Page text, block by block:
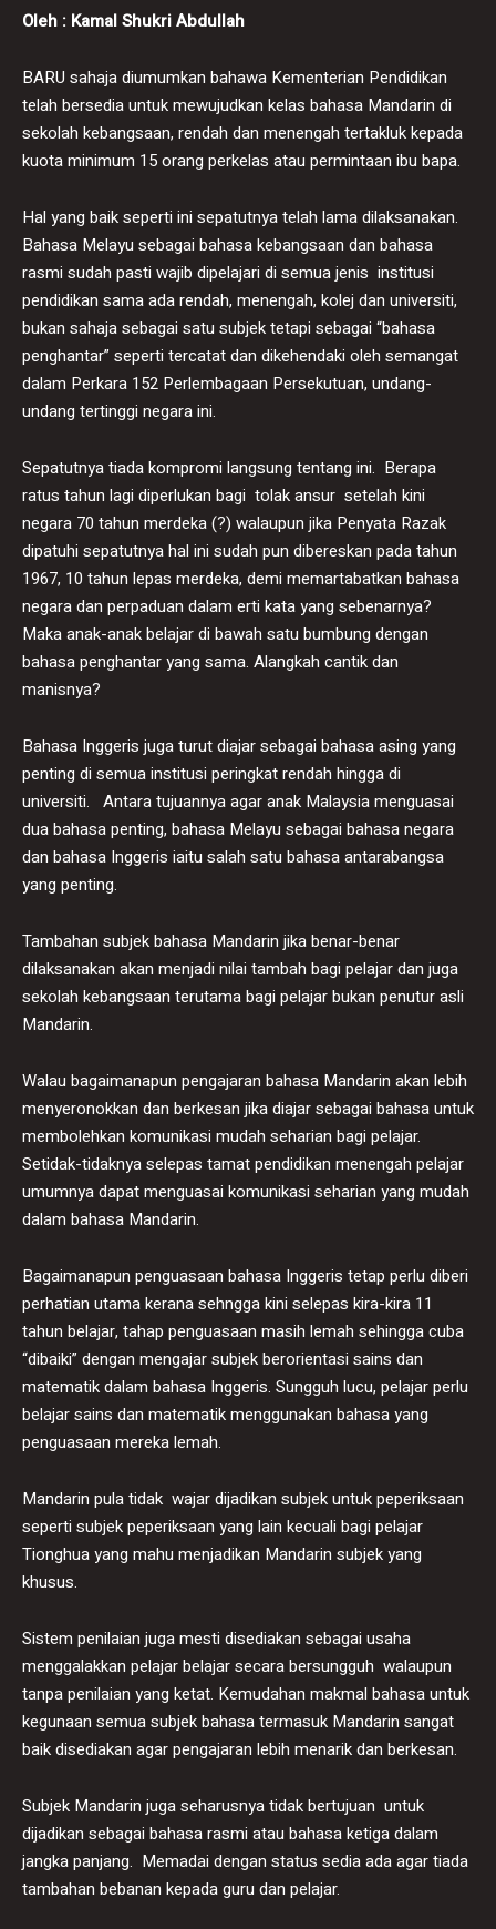
Oleh : Kamal Shukri Abdullah
BARU sahaja diumumkan bahawa Kementerian Pendidikan
telah bersedia untuk mewujudkan kelas bahasa Mandarin di
sekolah kebangsaan, rendah dan menengah tertakluk kepada
kuota minimum 15 orang perkelas atau permintaan ibu bapa.
Hal yang baik seperti ini sepatutnya telah lama dilaksanakan.
Bahasa Melayu sebagai bahasa kebangsaan dan bahasa
rasmi sudah pasti wajib dipelajari di semua jenis institusi
pendidikan sama ada rendah, menengah, kolej dan universiti,
bukan sahaja sebagai satu subjek tetapi sebagai “bahasa
penghantar” seperti tercatat dan dikehendaki oleh semangat
dalam Perkara 152 Perlembagaan Persekutuan, undang-
undang tertinggi negara ini.
Sepatutnya tiada kompromi langsung tentang ini. Berapa
ratus tahun lagi diperlukan bagi tolak ansur setelah kini
negara 70 tahun merdeka (?) walaupun jika Penyata Razak
dipatuhi sepatutnya hal ini sudah pun dibereskan pada tahun
1967, 10 tahun lepas merdeka, demi memartabatkan bahasa
negara dan perpaduan dalam erti kata yang sebenarnya?
Maka anak-anak belajar di bawah satu bumbung dengan
bahasa penghantar yang sama. Alangkah cantik dan
manisnya?
Bahasa Inggeris juga turut diajar sebagai bahasa asing yang
penting di semua institusi peringkat rendah hingga di
universiti. Antara tujuannya agar anak Malaysia menguasai
dua bahasa penting, bahasa Melayu sebagai bahasa negara
dan bahasa Inggeris iaitu salah satu bahasa antarabangsa
yang penting.
Tambahan subjek bahasa Mandarin jika benar-benar
dilaksanakan akan menjadi nilai tambah bagi pelajar dan juga
sekolah kebangsaan terutama bagi pelajar bukan penutur asli
Mandarin.
Walau bagaimanapun pengajaran bahasa Mandarin akan lebih
menyeronokkan dan berkesan jika diajar sebagai bahasa untuk
membolehkan komunikasi mudah seharian bagi pelajar.
Setidak-tidaknya selepas tamat pendidikan menengah pelajar
umumnya dapat menguasai komunikasi seharian yang mudah
dalam bahasa Mandarin.
Bagaimanapun penguasaan bahasa Inggeris tetap perlu diberi
perhatian utama kerana sehngga kini selepas kira-kira 11
tahun belajar, tahap penguasaan masih lemah sehingga cuba
“dibaiki” dengan mengajar subjek berorientasi sains dan
matematik dalam bahasa Inggeris. Sungguh lucu, pelajar perlu
belajar sains dan matematik menggunakan bahasa yang
penguasaan mereka lemah.
Mandarin pula tidak wajar dijadikan subjek untuk peperiksaan
seperti subjek peperiksaan yang lain kecuali bagi pelajar
Tionghua yang mahu menjadikan Mandarin subjek yang
khusus.
Sistem penilaian juga mesti disediakan sebagai usaha
menggalakkan pelajar belajar secara bersungguh walaupun
tanpa penilaian yang ketat. Kemudahan makmal bahasa untuk
kegunaan semua subjek bahasa termasuk Mandarin sangat
baik disediakan agar pengajaran lebih menarik dan berkesan.
Subjek Mandarin juga seharusnya tidak bertujuan untuk
dijadikan sebagai bahasa rasmi atau bahasa ketiga dalam
jangka panjang. Memadai dengan status sedia ada agar tiada
tambahan bebanan kepada guru dan pelajar.